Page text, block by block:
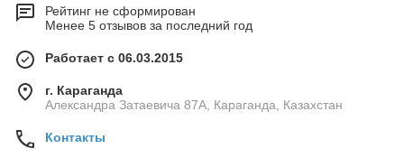
Рейтинг не сформирован
Менее 5 отзывов за последний год
Работает с 06.03.2015
г. Караганда
Александра Затаевича 87А, Караганда, Казахстан
Контакты